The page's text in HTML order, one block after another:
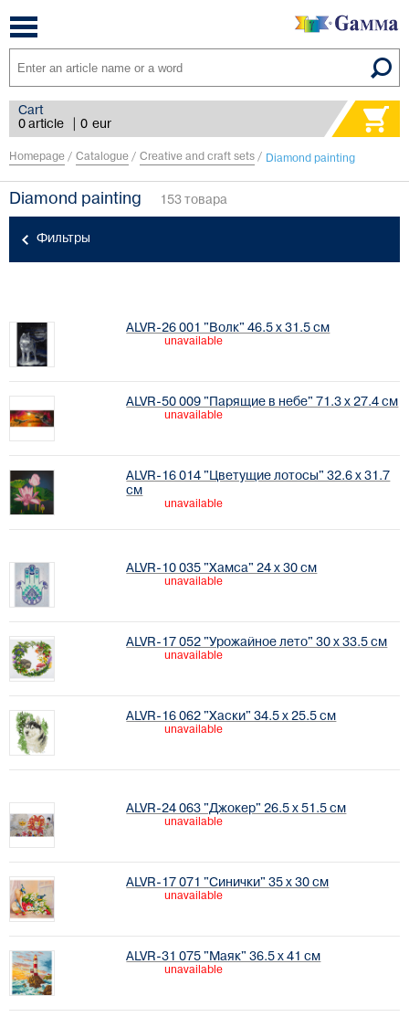
Toggle
navigation
Cart
0 article
0 eur
Homepage / Catalogue / Creative and craft sets / Diamond painting
Diamond painting 153 товара
Фильтры
ALVR-26 001 "Волк" 46.5 х 31.5 см
unavailable
ALVR-50 009 "Парящие в небе" 71.3 х 27.4 см
unavailable
ALVR-16 014 "Цветущие лотосы" 32.6 х 31.7
см
unavailable
ALVR-10 035 "Хамса" 24 х 30 см
unavailable
ALVR-17 052 "Урожайное лето" 30 х 33.5 см
unavailable
ALVR-16 062 "Хаски" 34.5 х 25.5 см
unavailable
ALVR-24 063 "Джокер" 26.5 х 51.5 см
unavailable
ALVR-17 071 "Синички" 35 х 30 см
unavailable
ALVR-31 075 "Маяк" 36.5 х 41 см
unavailable